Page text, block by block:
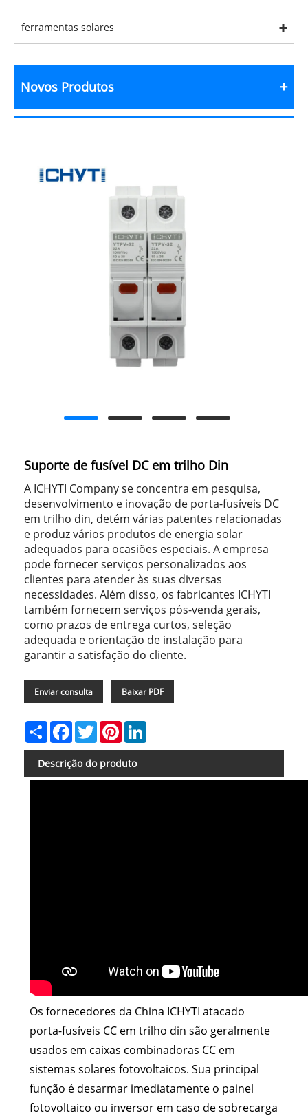
ferramentas solares
Novos Produtos
Suporte de fusível DC em trilho Din
A ICHYTI Company se concentra em pesquisa,
desenvolvimento e inovação de porta-fusíveis DC
em trilho din, detém várias patentes relacionadas
e produz vários produtos de energia solar
adequados para ocasiões especiais. A empresa
pode fornecer serviços personalizados aos
clientes para atender às suas diversas
necessidades. Além disso, os fabricantes ICHYTI
também fornecem serviços pós-venda gerais,
como prazos de entrega curtos, seleção
adequada e orientação de instalação para
garantir a satisfação do cliente.
Enviar consulta Baixar PDF
Share FacebookTwitterPinterest
Descrição do produto
Os fornecedores da China ICHYTI atacado
porta-fusíveis CC em trilho din são geralmente
usados ​​​​em caixas combinadoras CC em
sistemas solares fotovoltaicos. Sua principal
função é desarmar imediatamente o painel
fotovoltaico ou inversor em caso de sobrecarga